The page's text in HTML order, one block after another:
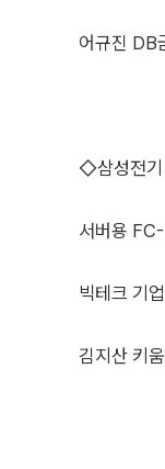
어규진 DB
◇삼성전기
서버용
빅테크 기
김지산 키